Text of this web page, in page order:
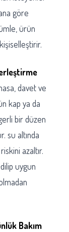
göre
ürün
davet ve
kap ya da
bir düzen
su altında
azaltır.
uygun
Bakım